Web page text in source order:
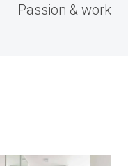
Passion & work